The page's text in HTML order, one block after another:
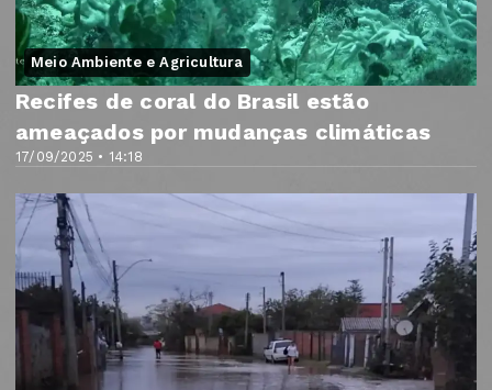
Meio Ambiente e Agricultura
17/09/2025 • 14:18
Recifes de coral do Brasil estão
ameaçados por mudanças climáticas